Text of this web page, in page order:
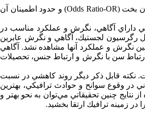
در آناليز تحليلي براي تعيين ارتباط متغيرهاي كيفي از آزمون كاي دو و در صورت لزوم از شاخص ميزان بخت (Odds Ratio-OR) و حدود اطمينان آن
7/66، 7/60 و 8/54 درصد از افراد مورد بررسي داراي آگاهي، نگرش و عملكرد مناسب در
رگرسيون لجستيك، آگاهي و نگرش عابرين
بين نگرش و عملكرد آنها مشاهده نشد. آگاهي
سن با نگرش و ارتباط جنس، تحصيلات
نكته قابل ذكر ديگر روند كاهشي در نسبت
وقوع سوانح و حوادث ترافيكي، بهترين
چنين تحقيقاتي مي‌توان به نحو بهتر و
زمينه ترافيك ارتقا بخشيد.